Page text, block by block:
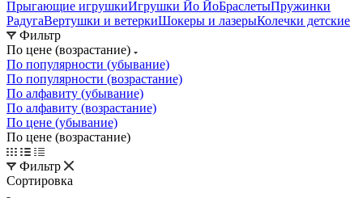
Прыгающие игрушкиИгрушки Йо ЙоБраслетыПружинки
РадугаВертушки и ветеркиШокеры и лазерыКолечки детские
Фильтр
По цене (возрастание)
По популярности (убывание)
По популярности (возрастание)
По алфавиту (убывание)
По алфавиту (возрастание)
По цене (убывание)
По цене (возрастание)
Фильтр
Сортировка